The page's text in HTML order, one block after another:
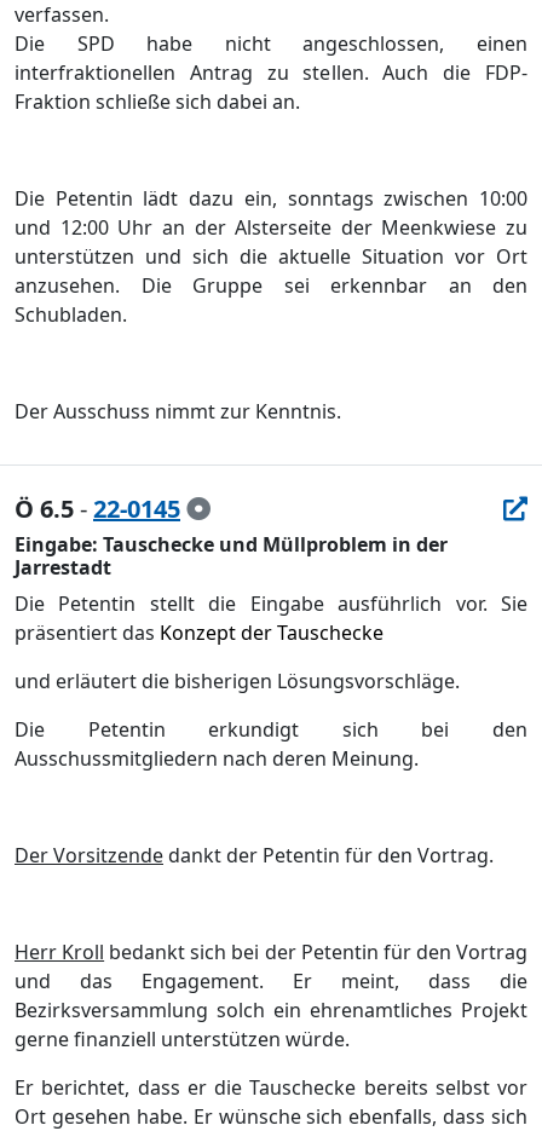
verfassen.
Die SPD habe nicht angeschlossen, einen
interfraktionellen Antrag zu stellen. Auch die FDP-
Fraktion schließe sich dabei an.
Die Petentin lädt dazu ein, sonntags zwischen 10:00
und 12:00 Uhr an der Alsterseite der Meenkwiese zu
unterstützen und sich die aktuelle Situation vor Ort
anzusehen. Die Gruppe sei erkennbar an den
Schubladen.
Der Ausschuss nimmt zur Kenntnis.
Ö 6.5-22-0145
Eingabe: Tauschecke und Müllproblem in der
Jarrestadt
Die Petentin stellt die Eingabe ausführlich vor. Sie
präsentiertdas Konzept der Tauschecke
und erläutert die bisherigen Lösungsvorschläge.
Die Petentin erkundigt sich bei den
Ausschussmitgliedern nach deren Meinung.
Der Vorsitzendedankt der Petentin für den Vortrag.
Herr Kroll bedankt sich bei der Petentin für den Vortrag
und das Engagement. Er meint, dass die
Bezirksversammlung solch ein ehrenamtliches Projekt
gerne finanziell unterstützen würde.
Er berichtet, dass er die Tauschecke bereits selbst vor
Ort gesehen habe. Er wünsche sich ebenfalls, dass sich